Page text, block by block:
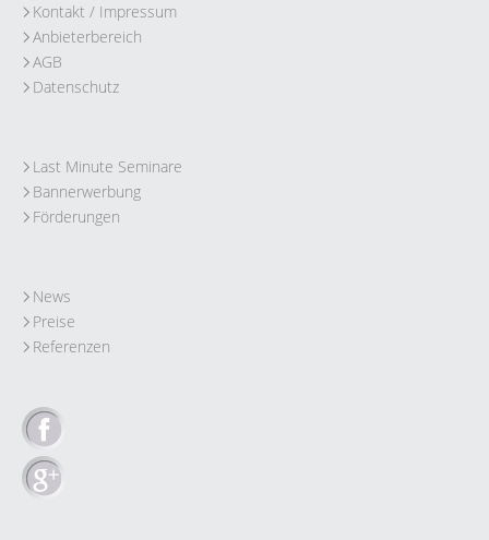
Kontakt / Impressum
Anbieterbereich
AGB
Datenschutz
Last Minute Seminare
Bannerwerbung
Förderungen
News
Preise
Referenzen